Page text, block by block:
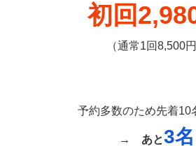
初回
（通常1回8,500円
予約多数のため先着10
→ あと3名